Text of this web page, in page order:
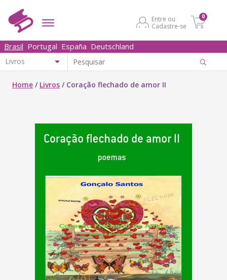
Entre ou
Cadastre-se
0
Brasil Portugal España Deutschland
Home / Livros / Coração flechado de amor II